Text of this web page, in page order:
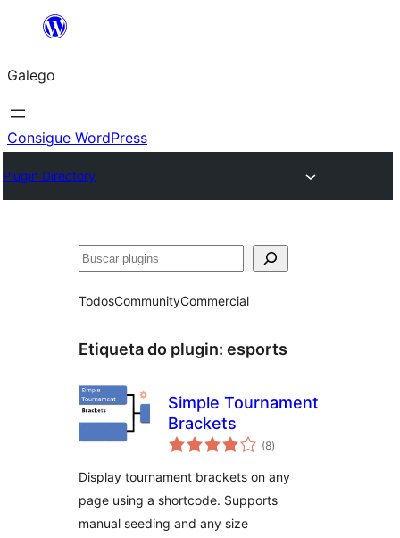
Saltar
contido
Galego
Consigue WordPress
Plugin Directory
Buscar
TodosCommunityCommercial
Etiqueta do plugin: esports
Simple Tournament
Brackets
(8valoracións
totais
)
Display tournament brackets on any
page using a shortcode. Supports
manual seeding and any size